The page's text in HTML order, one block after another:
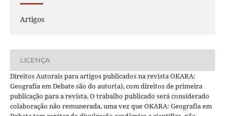
Artigos
LICENÇA
Direitos Autorais para artigos publicados na revista OKARA:
Geografia em Debate são do autor(a), com direitos de primeira
publicação para a revista. O trabalho publicado será considerado
colaboração não remunerada, uma vez que OKARA: Geografia em